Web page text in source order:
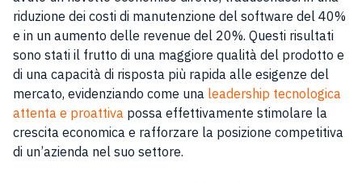
riduzione dei costi di manutenzione del software del 40%
e in un aumento delle revenue del 20%. Questi risultati
sono stati il frutto di una maggiore qualità del prodotto e
di una capacità di risposta più rapida alle esigenze del
mercato, evidenziando come una leadership tecnologica
attenta e proattiva possa effettivamente stimolare la
crescita economica e rafforzare la posizione competitiva
di un’azienda nel suo settore.